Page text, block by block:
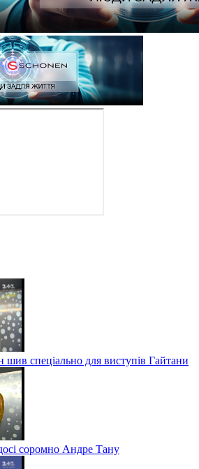
спеціально для виступів Гайтани
соромно Андре Тану